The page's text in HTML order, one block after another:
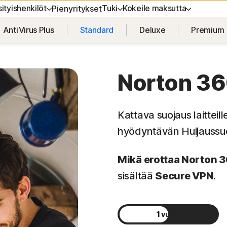
LAITESUOJAUS
Norton AntiVirus Plus
Norton Mobile Security Android™
Norton Mobile Security iOS™
Norton
PienyrityksetTuki
TUKEA OPPIMINEN
Kokeile maksutta
KOKEILE MAKSUTTA
AntiVirus Plus Standard Deluxe Premium
Norton
Kattava suojaus
hyödyntävän
Mikä erottaa Norton
sisältää Secure VPN.
1 vuosi